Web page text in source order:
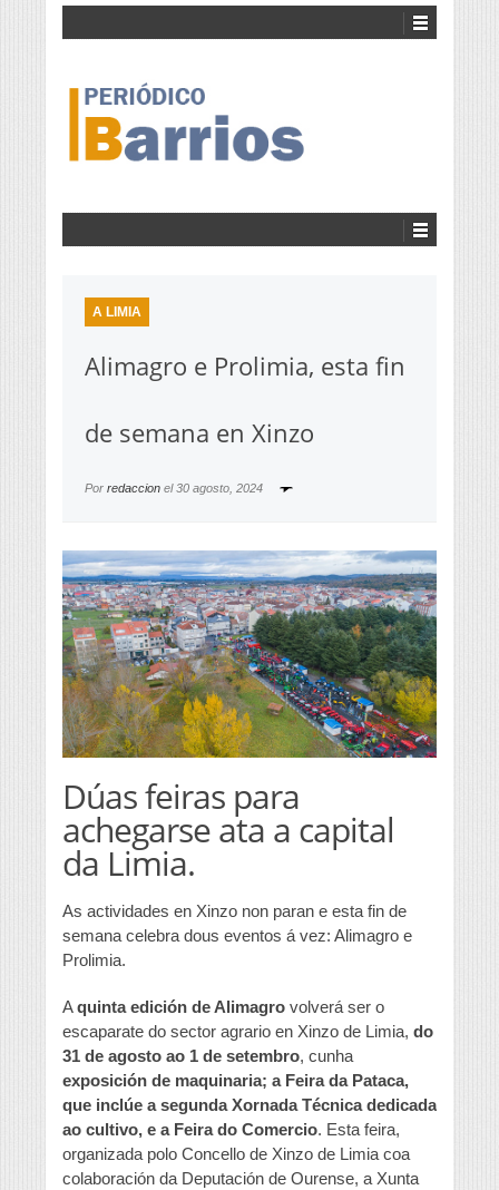
A LIMIA
Alimagro e Prolimia, esta fin
de semana en Xinzo
Por redaccion el30 agosto, 2024
Dúas feiras para
achegarse ata a capital
da Limia.
As actividades en Xinzo non paran e esta fin de
semana celebra dous eventos á vez: Alimagro e
Prolimia.
Aquinta edición de Alimagro volverá ser o
escaparate do sector agrario en Xinzo de Limia, do
31 de agosto ao 1 de setembro, cunha
exposición de maquinaria; a Feira da Pataca,
que inclúe a segunda Xornada Técnica dedicada
ao cultivo, e a Feira do Comercio. Esta feira,
organizada polo Concello de Xinzo de Limia coa
colaboración da Deputación de Ourense, a Xunta